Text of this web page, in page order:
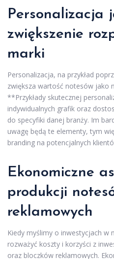
Personalizacja
zwiększenie
marki
Personalizacja, na przykład
zwiększa wartość notesów jako
**Przykłady skutecznej
indywidualnych grafik oraz
do specyfiki danej branży. Im
uwagę będą te elementy, tym
branding na potencjalnych
Ekonomiczne
produkcji
reklamowych
Kiedy myślimy o inwestycjach
rozważyć koszty i korzyści z
oraz bloczków reklamowych.